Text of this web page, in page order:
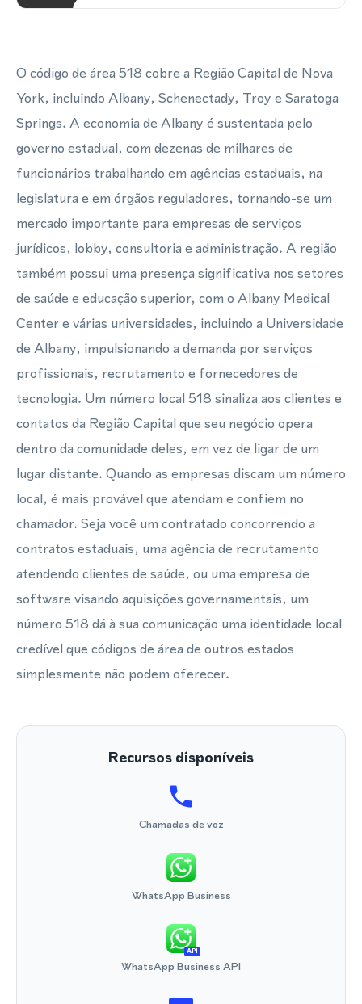
O código de área 518 cobre a Região Capital de Nova
York, incluindo Albany, Schenectady, Troy e Saratoga
Springs. A economia de Albany é sustentada pelo
governo estadual, com dezenas de milhares de
funcionários trabalhando em agências estaduais, na
legislatura e em órgãos reguladores, tornando-se um
mercado importante para empresas de serviços
jurídicos, lobby, consultoria e administração. A região
também possui uma presença significativa nos setores
de saúde e educação superior, com o Albany Medical
Center e várias universidades, incluindo a Universidade
de Albany, impulsionando a demanda por serviços
profissionais, recrutamento e fornecedores de
tecnologia. Um número local 518 sinaliza aos clientes e
contatos da Região Capital que seu negócio opera
dentro da comunidade deles, em vez de ligar de um
lugar distante. Quando as empresas discam um número
local, é mais provável que atendam e confiem no
chamador. Seja você um contratado concorrendo a
contratos estaduais, uma agência de recrutamento
atendendo clientes de saúde, ou uma empresa de
software visando aquisições governamentais, um
número 518 dá à sua comunicação uma identidade local
credível que códigos de área de outros estados
simplesmente não podem oferecer.
Recursos disponíveis
Chamadas de voz
WhatsApp Business
API
WhatsApp Business API